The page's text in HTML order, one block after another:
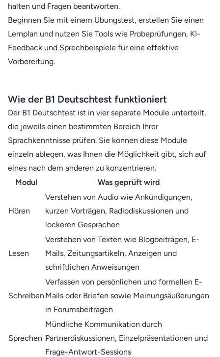
halten und Fragen beantworten.
Beginnen Sie mit einem Übungstest, erstellen Sie einen
Lernplan und nutzen Sie Tools wie Probeprüfungen, KI-
Feedback und Sprechbeispiele für eine effektive
Vorbereitung.
Wie der B1 Deutschtest funktioniert
Der B1 Deutschtest ist in vier separate Module unterteilt,
die jeweils einen bestimmten Bereich Ihrer
Sprachkenntnisse prüfen. Sie können diese Module
einzeln ablegen, was Ihnen die Möglichkeit gibt, sich auf
eines nach dem anderen zu konzentrieren.
Modul
Was geprüft wird
Hören
Verstehen von Audio wie Ankündigungen,
kurzen Vorträgen, Radiodiskussionen und
lockeren Gesprächen
Lesen
Verstehen von Texten wie Blogbeiträgen, E-
Mails, Zeitungsartikeln, Anzeigen und
schriftlichen Anweisungen
Schreiben
Verfassen von persönlichen und formellen E-
Mails oder Briefen sowie Meinungsäußerungen
in Forumsbeiträgen
Sprechen
Mündliche Kommunikation durch
Partnerdiskussionen, Einzelpräsentationen und
Frage-Antwort-Sessions